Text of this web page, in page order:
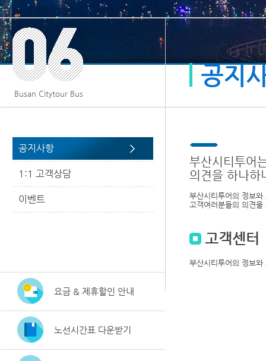
Busan Citytour Bus
공지사항
1:1 고객상담
이벤트
요금 & 제휴할인 안내
노선시간표 다운받기
공지
부산시티투어
의견을 하나하
부산시티투어의 정보
고객여러분들의 의견
고객센터
부산시티투어의 정보